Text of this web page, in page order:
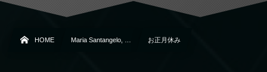
HOME Maria Santangelo, … お正月休み